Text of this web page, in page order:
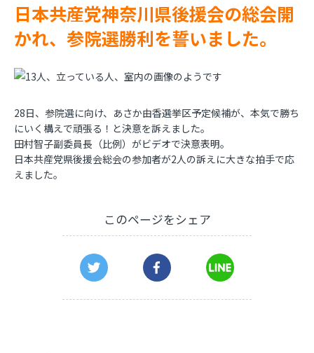
日本共産党神奈川県後援会の総会開
かれ、参院選勝利を誓いました。
28日、参院選に向け、あさか由香選挙区予定候補が、本気で勝ち
にいく構えで頑張る！と決意を訴えました。
田村智子副委員長（比例）がビデオで決意表明。
日本共産党県後援会総会の参加者が2人の訴えに大きな拍手で応
えました。
このページをシェア